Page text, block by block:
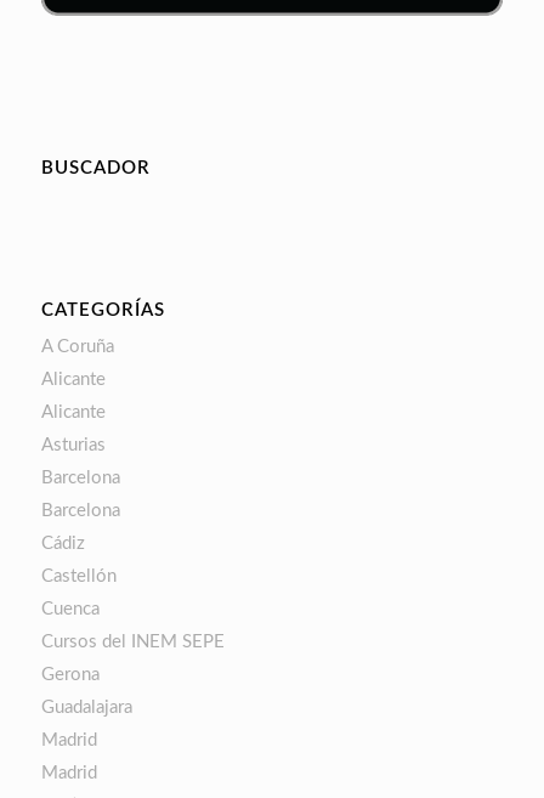
BUSCADOR
CATEGORÍAS
A Coruña
Alicante
Alicante
Asturias
Barcelona
Barcelona
Cádiz
Castellón
Cuenca
Cursos del INEM SEPE
Gerona
Guadalajara
Madrid
Madrid